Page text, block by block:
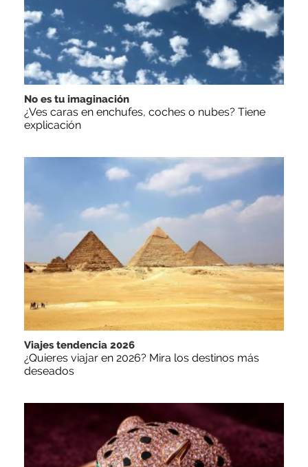
No es tu imaginación
¿Ves caras en enchufes, coches o nubes? Tiene
explicación
Viajes tendencia 2026
¿Quieres viajar en 2026? Mira los destinos más
deseados